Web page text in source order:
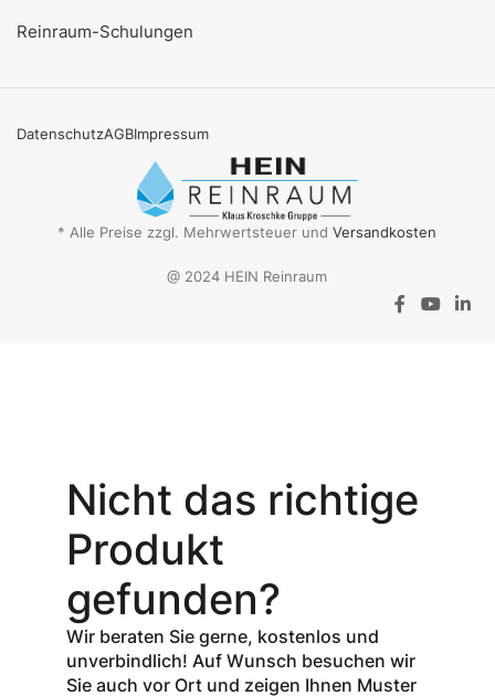
Reinraum-Schulungen
DatenschutzAGBImpressum
* Alle Preise zzgl. Mehrwertsteuer undVersandkosten
@ 2024 HEIN Reinraum
Gutschein-Code
INSPEC30
erhalten Sie
% Rabattauf
den Netto-
Verkaufspreis
aller Produkte
der Marke
InSpec von
Nicht das richtige
Produkt
gefunden?
Wir beraten Sie gerne, kostenlos und
unverbindlich! Auf Wunsch besuchen wir
Sie auch vor Ort und zeigen Ihnen Muster